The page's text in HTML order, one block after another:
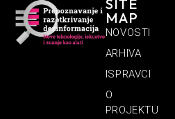
SITE
MAP
NOVOSTI
ARHIVA
ISPRAVCI
O
PROJEKTU